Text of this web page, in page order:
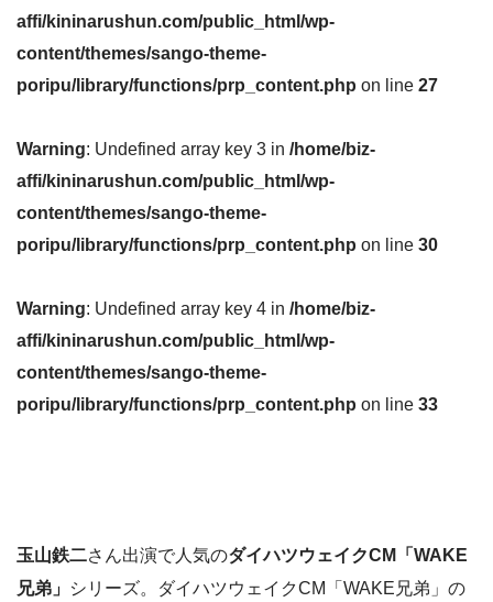
affi/kininarushun.com/public_html/wp-
content/themes/sango-theme-
poripu/library/functions/prp_content.php on line 27
Warning: Undefined array key 3 in /home/biz-
affi/kininarushun.com/public_html/wp-
content/themes/sango-theme-
poripu/library/functions/prp_content.php on line 30
Warning: Undefined array key 4 in /home/biz-
affi/kininarushun.com/public_html/wp-
content/themes/sango-theme-
poripu/library/functions/prp_content.php on line 33
玉山鉄二さん出演で人気のダイハツウェイクCM「WAKE
兄弟」 シリーズ。ダイハツウェイクCM「WAKE兄弟」の